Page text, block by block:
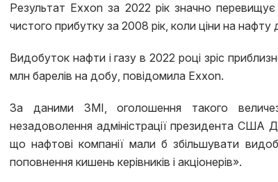
Результат Exxon за 2022 рік значно
чистого прибутку за 2008 рік, коли ціни на нафту
Видобуток нафти і газу в 2022 році зріс
млн барелів на добу, повідомила Exxon.
За даними ЗМІ, оголошення такого
незадоволення адміністрації президента США
що нафтові компанії мали б збільшувати
поповнення кишень керівників і акціонерів».